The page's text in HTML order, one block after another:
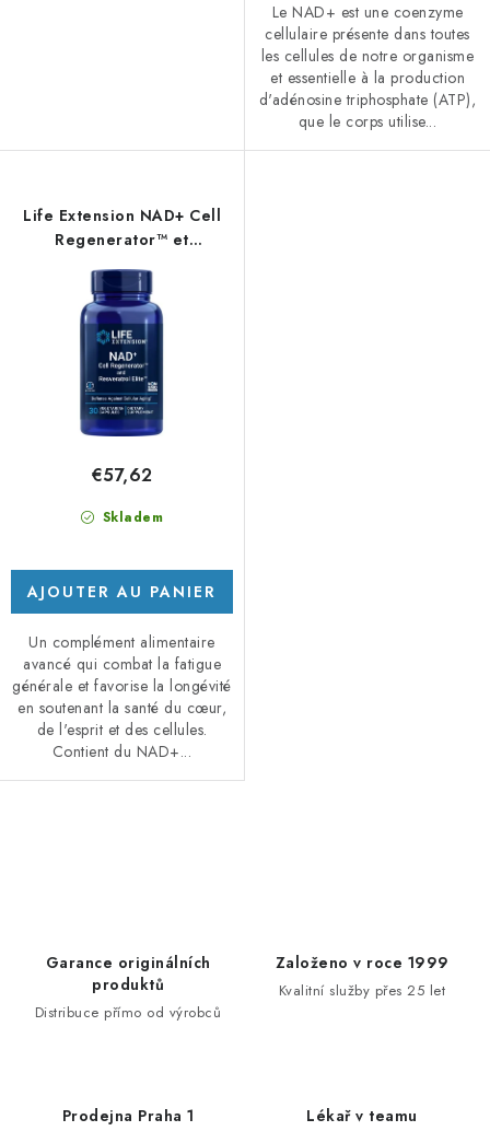
Le NAD+ est une coenzyme
cellulaire présente dans toutes
les cellules de notre organisme
et essentielle à la production
d'adénosine triphosphate (ATP),
que le corps utilise...
Life Extension NAD+ Cell
Regenerator™ et
Resveratrol Elite™ - 30
gélules végétales
Skladem
€57,62
AJOUTER AU PANIER
Un complément alimentaire
avancé qui combat la fatigue
générale et favorise la longévité
en soutenant la santé du cœur,
de l'esprit et des cellules.
Contient du NAD+...
Garance originálních
produktů
Distribuce přímo od výrobců
Založeno v roce 1999
Kvalitní služby přes 25 let
Prodejna Praha 1 Lékař v teamu